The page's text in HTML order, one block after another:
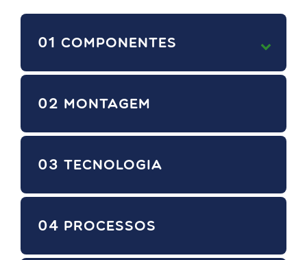
01 COMPONENTES
02 MONTAGEM
03 TECNOLOGIA
04 PROCESSOS